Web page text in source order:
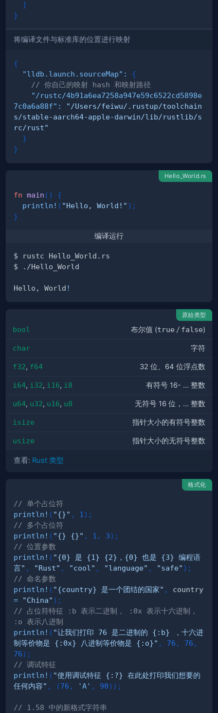
]
}
将编译文件与标准库的位置进行映射
{
"lldb.launch.sourceMap" :
{
// 你自己的映射 hash 和映射路径
"/rustc/4b91a6ea7258a947e59c6522cd5898e
7c0a6a88f" :
"/Users/feiwu/.rustup/toolchain
s/stable-aarch64-apple-darwin/lib/rustlib/s
rc/rust"
}
}
Hello_World.rs
fn main ( )
{
println! ( "Hello, World!" ) ;
}
编译运行
Hello, World !
原始类型
bool 布尔值 (true / false)
char 字符
f32, f64 32 位、64 位浮点数
i64, i32, i16, i8 有符号 16- ... 整数
u64, u32, u16, u8 无符号 16 位，... 整数
isize 指针大小的有符号整数
usize 指针大小的无符号整数
查看: Rust 类型
格式化
// 单个占位符
println! ( "{}" , 1 ) ;
// 多个占位符
println! ( "{} {}" , 1 , 3) ;
// 位置参数
println! ( "{0} 是 {1} {2}，{0} 也是 {3} 编程语
言" , "Rust" , "cool" , "language" , "safe" ) ;
// 命名参数
println! ( "{country} 是一个团结的国家" ,
=
"China" ) ;
// 占位符特征 :b 表示二进制， :0x 表示十六进制，
:o 表示八进制
println! ( "让我们打印 76 是二进制的 {:b} ，十六进
制等价物是 {:0x} 八进制等价物是 {:o}" , 76 , 76 ,
76) ;
// 调试特征
println! ( "使用调试特征 {:?} 在此处打印我们想要的
任何内容" , (76 , 'A' , 90) ) ;
// 1.58 中的新格式字符串